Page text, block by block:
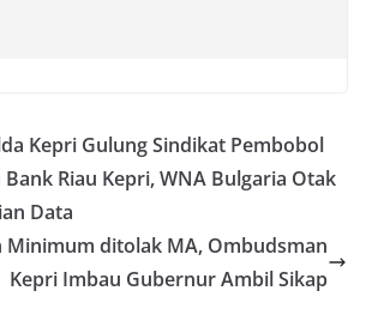
Kepri Gulung Sindikat Pembobol
Riau Kepri, WNA Bulgaria Otak
Data
Minimum ditolak MA, Ombudsman
Kepri Imbau Gubernur Ambil Sikap